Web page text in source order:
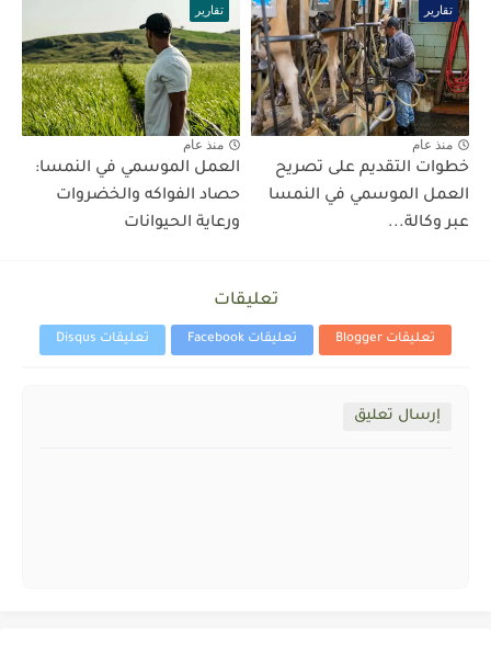
تقارير
منذ عام
خطوات التقديم على تصريح
العمل الموسمي في النمسا
عبر وكالة...
تقارير
منذ عام
العمل الموسمي في النمسا:
حصاد الفواكه والخضروات
ورعاية الحيوانات
تعليقات
تعليقات Blogger تعليقات Facebook تعليقات Disqus
إرسال تعليق